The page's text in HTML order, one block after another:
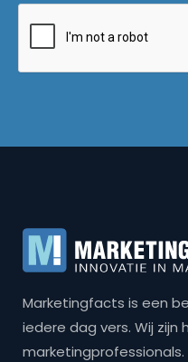
Marketingfacts is een
iedere dag vers. Wij
marketingprofessionals.